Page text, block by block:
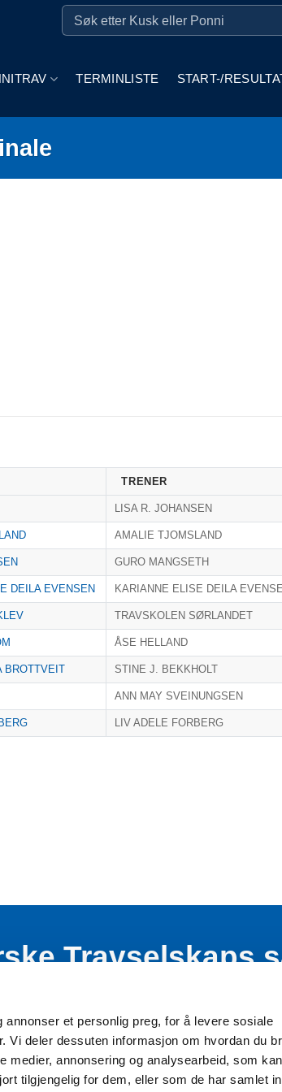
et personlig preg, for å levere sosiale
Vi deler dessuten informasjon om hvordan du
medier, annonsering og analysearbeid, som kan
tilgjengelig for dem, eller som de har samlet
TERMINLISTE START-/
TRENER
LISA R. JOHANSEN
AMALIE TJOMSLAND
GURO MANGSETH
DEILA EVENSEN KARIANNE ELISE DEILA
TRAVSKOLEN SØRLANDET
ÅSE HELLAND
BROTTVEIT STINE J. BEKKHOLT
ANN MAY SVEINUNGSEN
LIV ADELE FORBERG
Travselskaps
blant barn og